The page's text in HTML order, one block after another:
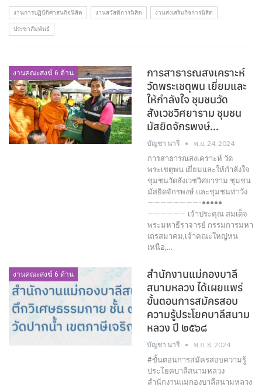
งานการปฏิบัติศาสนกิจนิสิต งานสวัสดิการนิสิต งานส่งเสริมกิจการนิสิต
ประชาสัมพันธ์
งานคณะสงฆ์ 6 ด้าน
การสาธารณสงเคราะห์
วัดพระเชตุพน เยี่ยมและ
ให้กำลังใจ ชุมชนวัด
สังเวชวิศยาราม ชุมชน
มัสยิดจักรพงษ์…
บัญชา นารี พ.ย. 24, 2024
การสาธารณสงเคราะห์ วัด
พระเชตุพน เยี่ยมและให้กำลังใจ
ชุมชนวัดสังเวชวิศยาราม ชุมชน
มัสยิดจักรพงษ์ และชุมชนท่าวัง
————————-•••••
—————— เจ้าประคุณ สมเด็จ
พระมหาธีราจารย์ กรรมการมหา
เถรสมาคม,เจ้าคณะใหญ่หน
เหนือ,…
งานคณะสงฆ์ 6 ด้าน
สำนักงานแม่กองบาลี
สนามหลวง ได้เผยแพร่
ขั้นตอนการสมัครสอบ
ความรู้ประโยคบาลีสนาม
หลวง ปี ๒๕๖๘
บัญชา นารี พ.ย. 8, 2024
#ขั้นตอนการสมัครสอบความรู้
ประโยคบาลีสนามหลวง
สำนักงานแม่กองบาลีสนามหลวง